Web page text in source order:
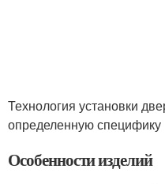
Технология установки
определенную специфику
Особенности изделий